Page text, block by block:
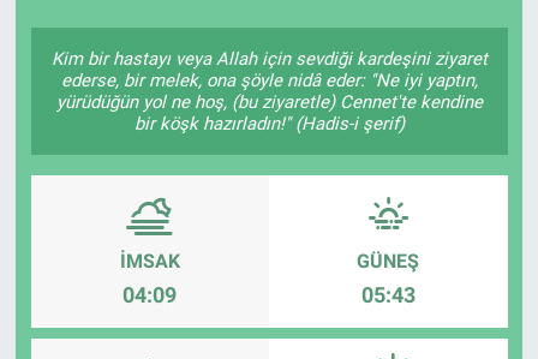
Kim bir hastayı veya Allah için sevdiği kardeşini ziyaret
ederse, bir melek, ona şöyle nidâ eder: "Ne iyi yaptın,
yürüdüğün yol ne hoş, (bu ziyaretle) Cennet'te kendine
bir köşk hazırladın!" (Hadis-i şerif)
İMSAK
04:09
GÜNEŞ
05:43